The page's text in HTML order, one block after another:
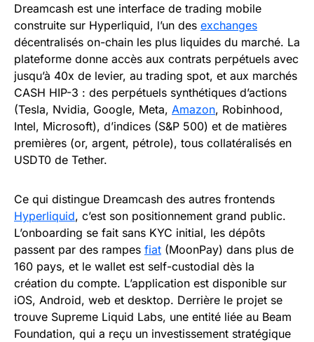
Dreamcash est une interface de trading mobile
construite sur Hyperliquid, l’un des exchanges
décentralisés on-chain les plus liquides du marché. La
plateforme donne accès aux contrats perpétuels avec
jusqu’à 40x de levier, au trading spot, et aux marchés
CASH HIP-3 : des perpétuels synthétiques d’actions
(Tesla, Nvidia, Google, Meta, Amazon, Robinhood,
Intel, Microsoft), d’indices (S&P 500) et de matières
premières (or, argent, pétrole), tous collatéralisés en
USDT0 de Tether.
Ce qui distingue Dreamcash des autres frontends
Hyperliquid, c’est son positionnement grand public.
L’onboarding se fait sans KYC initial, les dépôts
passent par des rampes fiat (MoonPay) dans plus de
160 pays, et le wallet est self-custodial dès la
création du compte. L’application est disponible sur
iOS, Android, web et desktop. Derrière le projet se
trouve Supreme Liquid Labs, une entité liée au Beam
Foundation, qui a reçu un investissement stratégique